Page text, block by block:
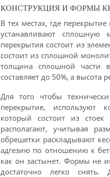
КОНСТРУКЦИЯ И ФОРМЫ
В тех местах, где
устанавливают сплошную
перекрытия состоит из
состоит из сплошной
толщина сплошной части
составляет до 50%, а высота
Для того чтобы
перекрытие, используют
который состоит из
располагают, учитывая
обрешетки раскладывают
адгезию по отношению к
как он застынет. Формы не
достаточно легко снять.